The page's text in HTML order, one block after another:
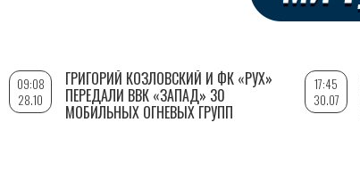
09:08
28.10
ГРИГОРИЙ КОЗЛОВСКИЙ И ФК «РУХ»
ПЕРЕДАЛИ ВВК «ЗАПАД» 30
МОБИЛЬНЫХ ОГНЕВЫХ ГРУПП
17:45
30.07